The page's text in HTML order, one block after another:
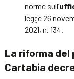
norme sull’
legge 26
2021, n. 134.
La riforma del
Cartabia